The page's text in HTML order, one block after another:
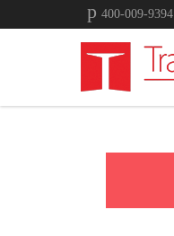
400-009-9394